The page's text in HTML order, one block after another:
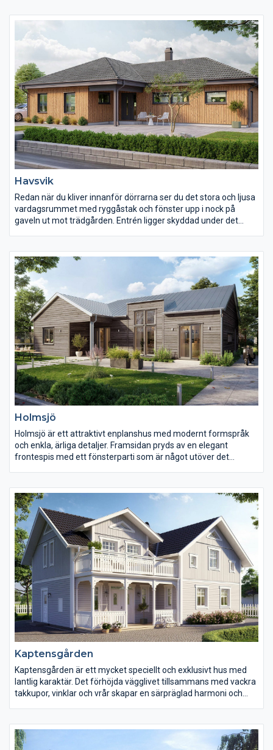
mycket generösa ytor.
Havsvik
Redan när du kliver innanför dörrarna ser du det stora och ljusa
vardagsrummet med ryggåstak och fönster upp i nock på
gaveln ut mot trädgården. Entrén ligger skyddad under det
vardagsrummet via matplatsen. Det är ett ljust kök med gott
om förvaring. Huset har många sällskapsytor i förbindelse med
varandra som bjuder in till umgänge.
Holmsjö
Holmsjö är ett attraktivt enplanshus med modernt formspråk
och enkla, ärliga detaljer. Framsidan pryds av en elegant
frontespis med ett fönsterparti som är något utöver det
Kaptensgården
Kaptensgården är ett mycket speciellt och exklusivt hus med
lantlig karaktär. Det förhöjda vägglivet tillsammans med vackra
takkupor, vinklar och vrår skapar en särpräglad harmoni och
meters takhöjd.